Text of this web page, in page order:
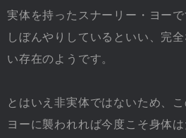
実体を持ったスナーリー・ヨー
しぼんやりしているといい、完
い存在のようです。
とはいえ非実体ではないため、
ヨーに襲われれば今度こそ身体